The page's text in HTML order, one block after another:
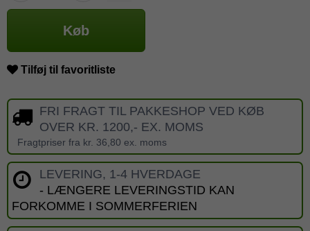
Køb
Tilføj til favoritliste
FRI FRAGT TIL PAKKESHOP VED KØB
OVER KR. 1200,- EX. MOMS
Fragtpriser fra kr. 36,80 ex. moms
LEVERING, 1-4 HVERDAGE
- LÆNGERE LEVERINGSTID KAN
FORKOMME I SOMMERFERIEN